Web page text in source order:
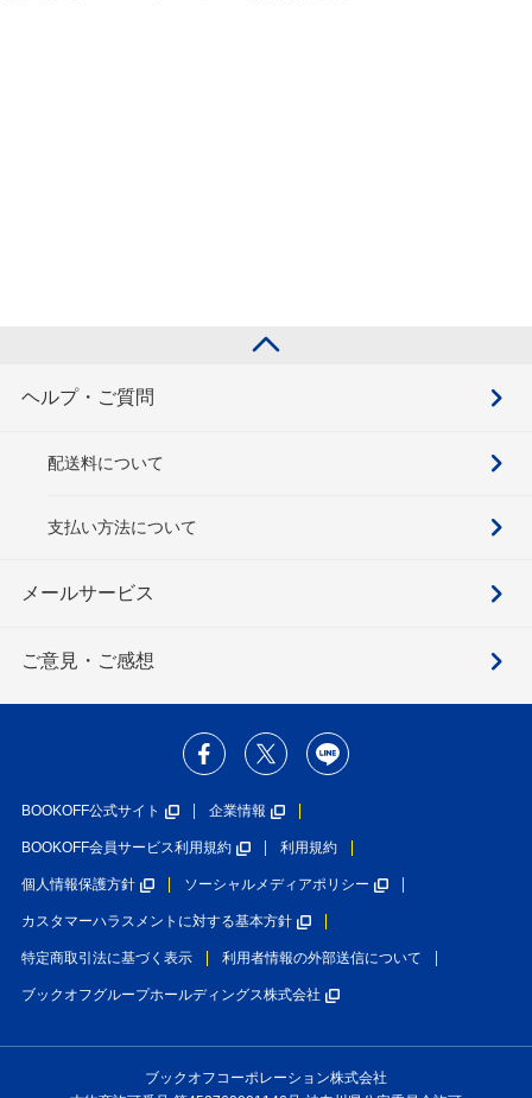
ヘルプ・ご質問
配送料について
支払い方法について
メールサービス
ご意見・ご感想
BOOKOFF公式サイト 企業情報
BOOKOFF会員サービス利用規約 利用規約
個人情報保護方針 ソーシャルメディアポリシー
カスタマーハラスメントに対する基本方針
特定商取引法に基づく表示 利用者情報の外部送信について
ブックオフグループホールディングス株式会社
ブックオフコーポレーション株式会社